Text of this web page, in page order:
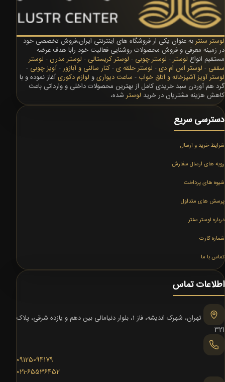
لوستر سنتربه عنوان یکی ار فروشگاه های اینترنتی ایران،فروش تخصصی خود
در زمینه معرفی و فروش محصولات روشنایی فعالیت خود رابا هدف عرضه
مستقیم انواع لوستر- لوستر چوبی - لوستر کریستالی - لوستر مدرن - لوستر
سقفی - لوستر اس ام دی- لوستر حلقه ی-کنار سالنی و آباژور-آویز چوبی -
لوستر آویز آشپزخانه و اتاق خواب - ساعت دیواریو لوازم دکوریآغاز نموده و با
گرد هم آوردن سبد خریدی کامل از بهترین محصولات داخلی و وارداتی باعث
کاهش هزینه مشتریان در خرید لوستر شده،
دسترسی سریع
شرایط خرید و ارسال
رویه های ارسال سفارش
شیوه های پرداخت
پرسش های متداول
درباره لوستر سنتر
شماره کارت
تماس با ما
اطلاعات تماس
تهران، شهرک اندیشه، فاز 1، بلوار دنیامالی بین دهم و یازده شرقی، پلاک
321
09125094179
021-65536452